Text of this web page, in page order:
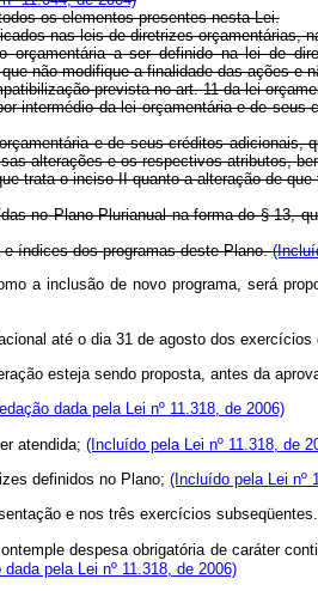
os elementos presentes nesta Lei.
nas leis de diretrizes
orçamentária a ser definido na lei de
não modifique a finalidade das ações e
prevista no art. 11 da lei
intermédio da lei orçamentária e de
e de seus créditos
alterações e os respectivos atributos,
trata o inciso II quanto a alteração de
no Plano Plurianual na forma do § 13,
índices dos programas deste Plano.
a inclusão de novo programa, será
até o dia 31 de agosto dos exercícios
esteja sendo proposta, antes da
dada pela Lei nº 11.318, de 2006)
atendida; (Incluído pela Lei nº 11.318, de
definidos no Plano; (Incluído pela Lei nº
e nos três exercícios subseqüentes.
despesa obrigatória de caráter
dada pela Lei nº 11.318, de 2006)